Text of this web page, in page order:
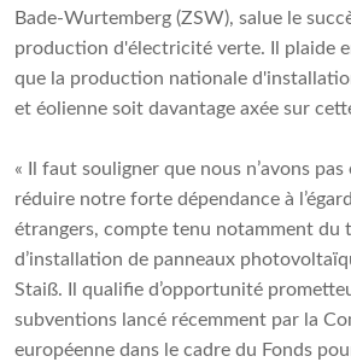
Bade-Wurtemberg (ZSW), salue le
production d'électricité verte. Il plaide
que la production nationale
et éolienne soit davantage axée sur
« Il faut souligner que nous n’avons pas
réduire notre forte dépendance à
étrangers, compte tenu notamment du
d’installation de panneaux
Staiß. Il qualifie d’opportunité
subventions lancé récemment par la
européenne dans le cadre du Fonds